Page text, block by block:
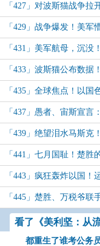
「427」对波斯猫战争拉
万税爷动员：优势在我！
「429」战争爆发！美军
嗯？怎么找不到幽灵？
「431」美军航母，沉没！
「433」波斯猫公布数据
惊！
「435」全球焦点！以国
者怎么知道的？
「437」愚者、宙斯宣言
杀！熊大帝：什么时候，
我？
「439」绝望泪水马斯克
观：领导用装甲车出行！
球：？？？
「441」七月国耻！楚胜
理人计划！
「443」疯狂轰炸以国！
哈马卡桑！
「445」楚胜、万税爷联
以色列被逼道歉！
看了《美利坚：从
都重生了谁考公务